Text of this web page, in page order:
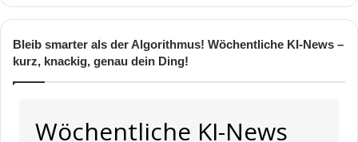
Bleib smarter als der Algorithmus! Wöchentliche KI-News –
kurz, knackig, genau dein Ding!
Wöchentliche KI-News